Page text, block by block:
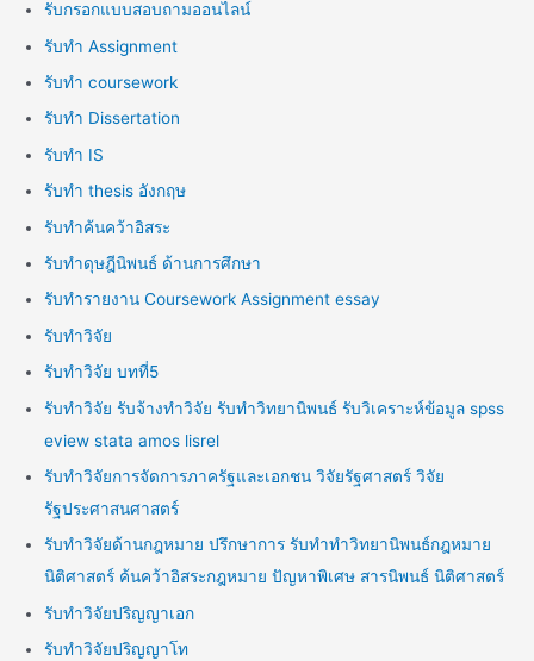
รับกรอกแบบสอบถามออนไลน์
รับทำ Assignment
รับทำ coursework
รับทำ Dissertation
รับทำ IS
รับทำ thesis อังกฤษ
รับทำค้นคว้าอิสระ
รับทำดุษฎีนิพนธ์ ด้านการศึกษา
รับทำรายงาน Coursework Assignment essay
รับทำวิจัย
รับทำวิจัย บทที่5
รับทำวิจัย รับจ้างทำวิจัย รับทำวิทยานิพนธ์ รับวิเคราะห์ข้อมูล spss
eview stata amos lisrel
รับทำวิจัยการจัดการภาครัฐและเอกชน วิจัยรัฐศาสตร์ วิจัย
รัฐประศาสนศาสตร์
รับทำวิจัยด้านกฎหมาย ปรึกษาการ รับทำทำวิทยานิพนธ์กฎหมาย
นิติศาสตร์ ค้นคว้าอิสระกฎหมาย ปัญหาพิเศษ สารนิพนธ์ นิติศาสตร์
รับทำวิจัยปริญญาเอก
รับทำวิจัยปริญญาโท